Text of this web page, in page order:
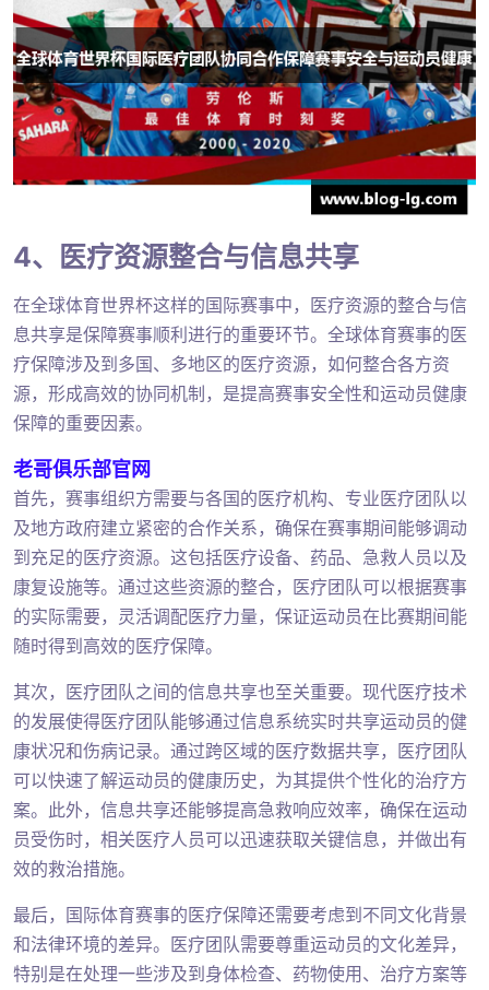
4、医疗资源整合与信息共享
在全球体育世界杯这样的国际赛事中，医疗资源的整合与信
息共享是保障赛事顺利进行的重要环节。全球体育赛事的医
疗保障涉及到多国、多地区的医疗资源，如何整合各方资
源，形成高效的协同机制，是提高赛事安全性和运动员健康
保障的重要因素。
老哥俱乐部官网
首先，赛事组织方需要与各国的医疗机构、专业医疗团队以
及地方政府建立紧密的合作关系，确保在赛事期间能够调动
到充足的医疗资源。这包括医疗设备、药品、急救人员以及
康复设施等。通过这些资源的整合，医疗团队可以根据赛事
的实际需要，灵活调配医疗力量，保证运动员在比赛期间能
随时得到高效的医疗保障。
其次，医疗团队之间的信息共享也至关重要。现代医疗技术
的发展使得医疗团队能够通过信息系统实时共享运动员的健
康状况和伤病记录。通过跨区域的医疗数据共享，医疗团队
可以快速了解运动员的健康历史，为其提供个性化的治疗方
案。此外，信息共享还能够提高急救响应效率，确保在运动
员受伤时，相关医疗人员可以迅速获取关键信息，并做出有
效的救治措施。
最后，国际体育赛事的医疗保障还需要考虑到不同文化背景
和法律环境的差异。医疗团队需要尊重运动员的文化差异，
特别是在处理一些涉及到身体检查、药物使用、治疗方案等